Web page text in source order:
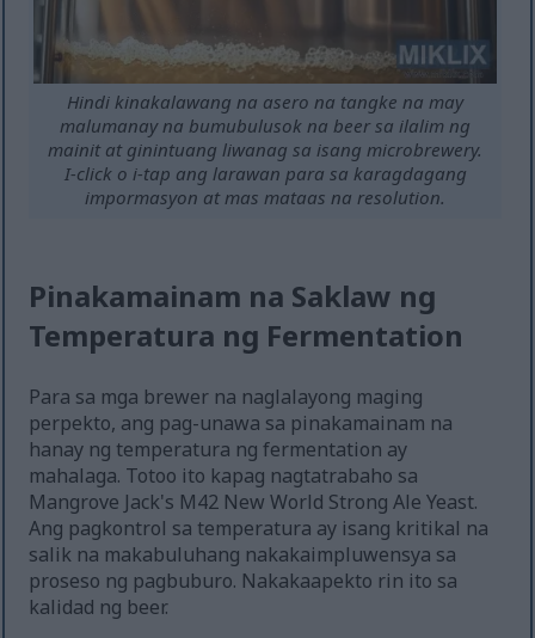
Hindi kinakalawang na asero na tangke na may
malumanay na bumubulusok na beer sa ilalim ng
mainit at ginintuang liwanag sa isang microbrewery.
I-click o i-tap ang larawan para sa karagdagang
impormasyon at mas mataas na resolution.
Pinakamainam na Saklaw ng
Temperatura ng Fermentation
Para sa mga brewer na naglalayong maging
perpekto, ang pag-unawa sa pinakamainam na
hanay ng temperatura ng fermentation ay
mahalaga. Totoo ito kapag nagtatrabaho sa
Mangrove Jack's M42 New World Strong Ale Yeast.
Ang pagkontrol sa temperatura ay isang kritikal na
salik na makabuluhang nakakaimpluwensya sa
proseso ng pagbuburo. Nakakaapekto rin ito sa
kalidad ng beer.